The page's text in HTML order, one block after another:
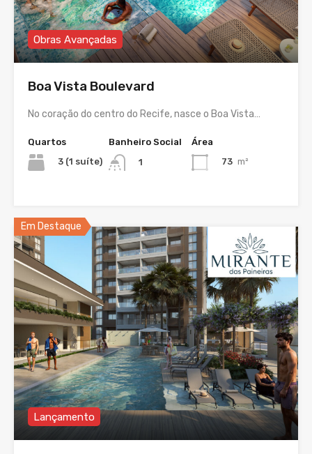
Obras Avançadas
Boa Vista Boulevard
No coração do centro do Recife, nasce o Boa Vista…
Quartos
3 (1 suíte)
Banheiro Social
1
Área
73 m²
Em Destaque
Lançamento